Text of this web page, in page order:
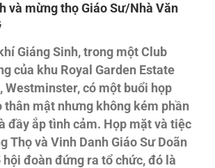
và mừng thọ Giáo Sư/Nhà Văn
Giáng Sinh, trong một Club
của khu Royal Garden Estate
Westminster, có một buổi họp
thân mật nhưng không kém phần
đầy ắp tình cảm. Họp mặt và tiệc
Thọ và Vinh Danh Giáo Sư Doãn
hội đoàn đứng ra tổ chức, đó là